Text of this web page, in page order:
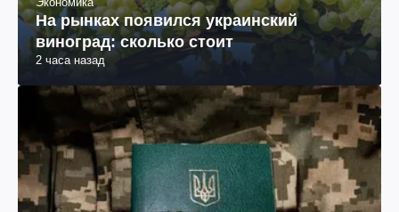
На рынках появился украинский
виноград: сколько стоит
2 часа назад